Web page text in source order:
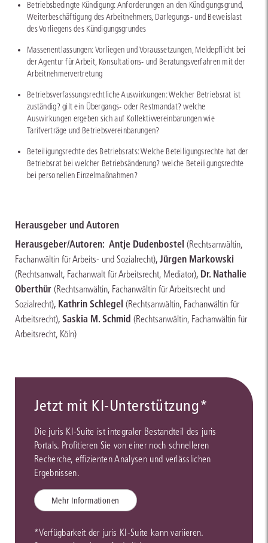
Betriebsbedingte Kündigung: Anforderungen an den Kündigungsgrund,
Weiterbeschäftigung des Arbeitnehmers, Darlegungs- und Beweislast
des Vorliegens des Kündigungsgrundes
Massenentlassungen: Vorliegen und Voraussetzungen, Meldepflicht bei
der Agentur für Arbeit, Konsultations- und Beratungsverfahren mit der
Arbeitnehmervertretung
Betriebsverfassungsrechtliche Auswirkungen: Welcher Betriebsrat ist
zuständig? gilt ein Übergangs- oder Restmandat? welche
Auswirkungen ergeben sich auf Kollektivvereinbarungen wie
Tarifverträge und Betriebsvereinbarungen?
Beteiligungsrechte des Betriebsrats: Welche Beteiligungsrechte hat der
Betriebsrat bei welcher Betriebsänderung? welche Beteiligungsrechte
bei personellen Einzelmaßnahmen?
Herausgeber und Autoren
Herausgeber/Autoren: Antje Dudenbostel (Rechtsanwältin,
Fachanwältin für Arbeits- und Sozialrecht), Jürgen Markowski
(Rechtsanwalt, Fachanwalt für Arbeitsrecht, Mediator), Dr. Nathalie
Oberthür (Rechtsanwältin, Fachanwältin für Arbeitsrecht und
Sozialrecht), Kathrin Schlegel (Rechtsanwältin, Fachanwältin für
Arbeitsrecht), Saskia M. Schmid (Rechtsanwältin, Fachanwältin für
Arbeitsrecht, Köln)
Jetzt mit KI-Unterstützung*
Die juris KI-Suite ist integraler Bestandteil des juris
Portals. Profitieren Sie von einer noch schnelleren
Recherche, effizienten Analysen und verlässlichen
Ergebnissen.
Mehr Informationen
*Verfügbarkeit der juris KI-Suite kann variieren.